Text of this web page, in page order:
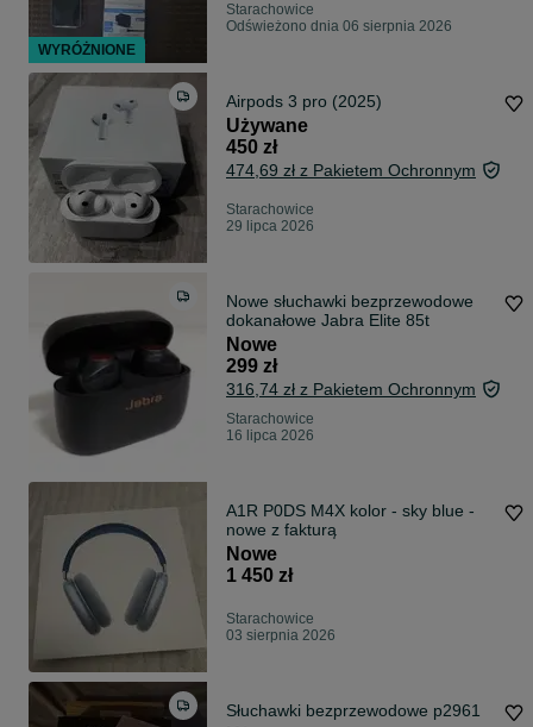
Starachowice
Odświeżono dnia 06 sierpnia 2026
Airpods 3 pro (2025)
Używane
450 zł
474,69 zł z Pakietem Ochronnym
Starachowice
29 lipca 2026
Nowe słuchawki bezprzewodowe
dokanałowe Jabra Elite 85t
Nowe
299 zł
316,74 zł z Pakietem Ochronnym
Starachowice
16 lipca 2026
A1R P0DS M4X kolor - sky blue -
nowe z fakturą
Nowe
1 450 zł
Starachowice
03 sierpnia 2026
Słuchawki bezprzewodowe p2961
WYRÓŻNIONE